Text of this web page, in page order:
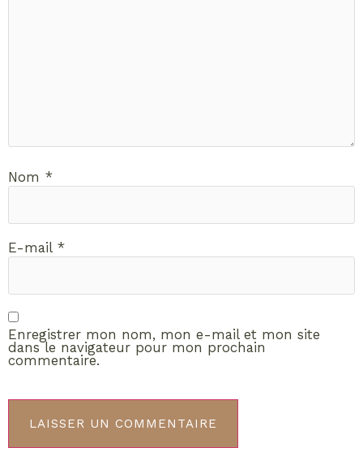
Nom *
E-mail *
Enregistrer mon nom, mon e-mail et mon site
dans le navigateur pour mon prochain
commentaire.